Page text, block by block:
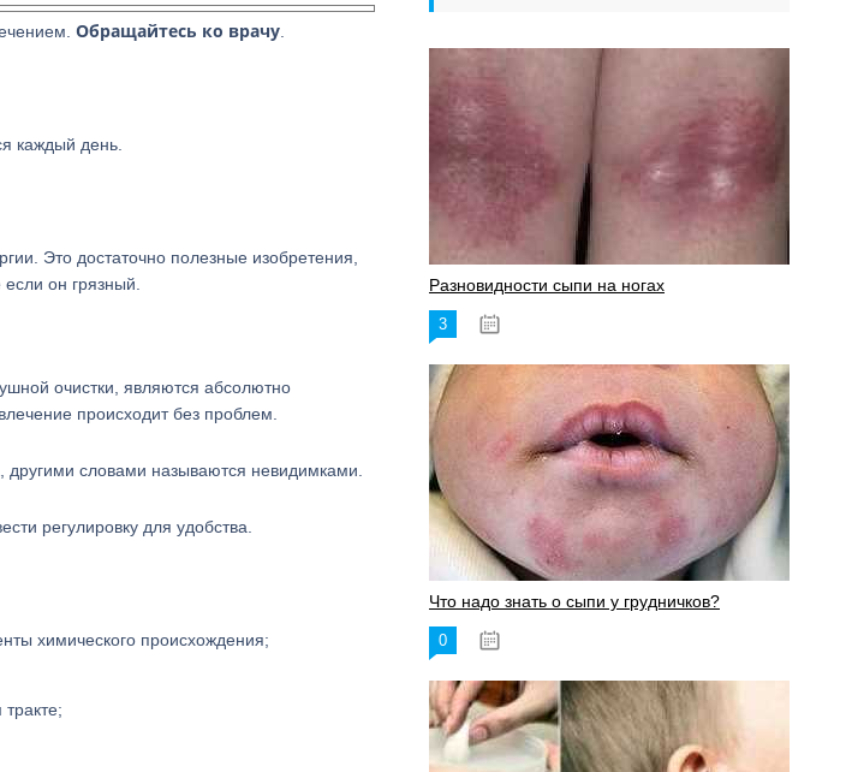
Обращайтесь ко врачу
каждый день.
Это достаточно полезные изобретения,
он грязный.
очистки, являются абсолютно
происходит без проблем.
другими словами называются невидимками.
регулировку для удобства.
химического происхождения;
Разновидности сыпи на ногах
3
Что надо знать о сыпи у грудничков?
0